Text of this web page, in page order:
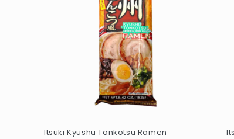
Itsuki Kyushu Tonkotsu Ramen